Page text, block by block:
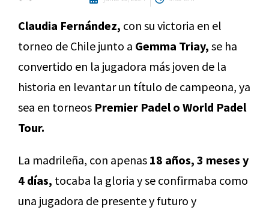
Claudia Fernández, con su victoria en el
torneo de Chile junto a Gemma Triay, se ha
convertido en la jugadora más joven de la
historia en levantar un título de campeona, ya
sea en torneos Premier Padel o World Padel
Tour.
La madrileña, con apenas 18 años, 3 meses y
4 días, tocaba la gloria y se confirmaba como
una jugadora de presente y futuro y